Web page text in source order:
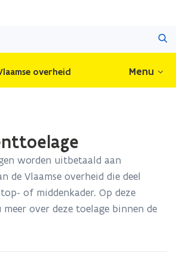
inhoud
gaan
overheid Menu
worden uitbetaald aan
de Vlaamse overheid die deel
of middenkader. Op deze
over deze toelage binnen de